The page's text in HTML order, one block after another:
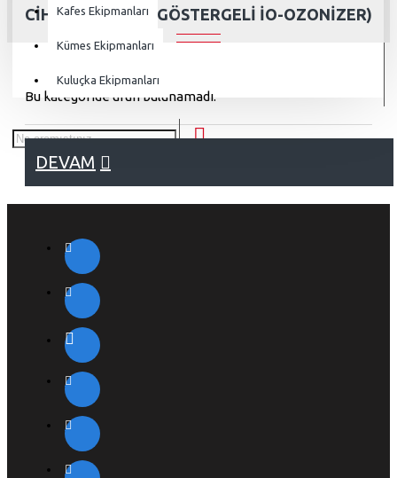
Kafes Ekipmanları
Kümes Ekipmanları
Kuluçka Ekipmanları
CIHAZI (ISI - NEM GÖSTERGELI İO-OZONIZER)
Bu kategoride ürün bulunamadı.
DEVAM